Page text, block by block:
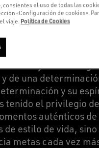
emociones
Paolini y Zizou
de una
y su
tenido el privilegio
auténticos
estilo de vida,
metas cada vez
consientes el uso de todas las
«Configuración de cookies».
viaje. Política de Cookies